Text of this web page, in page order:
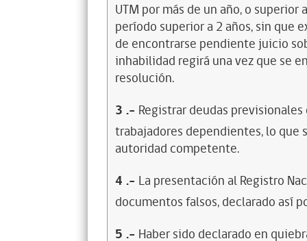
UTM por más de un año, o
período superior a 2 años, sin que
de encontrarse pendiente juicio
inhabilidad regirá una vez que se
resolución.
3 .- Registrar deudas
trabajadores dependientes, lo
autoridad competente.
4 .- La presentación al Registro
documentos falsos, declarado así
5 .- Haber sido declarado en